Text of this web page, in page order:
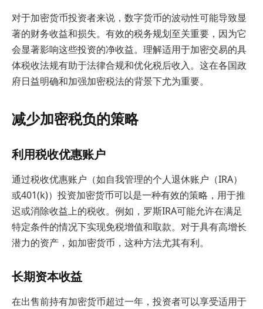
对于加密货币投资者来说，数字货币的波动性可能导致显
著的财务收益和损失。有效的税务规划至关重要，因为它
会显著影响这些投资的净收益。理解适用于加密交易的具
体税收法规有助于法律合规和优化税后收入。这在各国政
府日益明确和加强加密税法的背景下尤为重要。
减少加密税负的策略
利用税收优惠账户
通过税收优惠账户（如自我管理的个人退休账户（IRA）
或401(k)）投资加密货币可以是一种有效的策略，用于推
迟或消除收益上的税收。例如，罗斯IRA可能允许在满足
特定条件的情况下实现免税增值和取款。对于具有高增长
潜力的资产，如加密货币，这种方法尤其有利。
长期资本收益
在出售前持有加密货币超过一年，投资者可以享受适用于